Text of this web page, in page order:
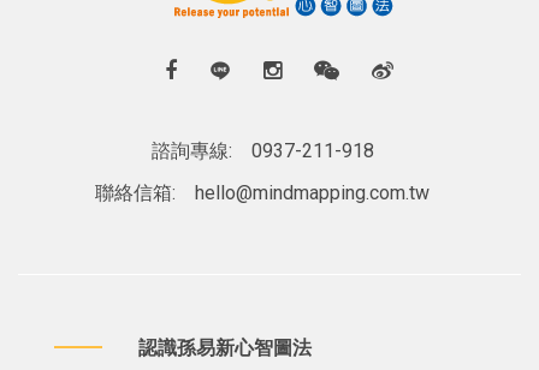
諮詢專線:
0937-211-918
聯絡信箱:
hello@mindmapping.com.tw
認識孫易新心智圖法